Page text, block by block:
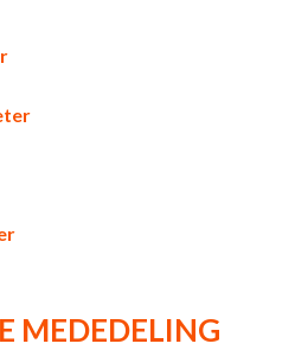
MEDEDELING